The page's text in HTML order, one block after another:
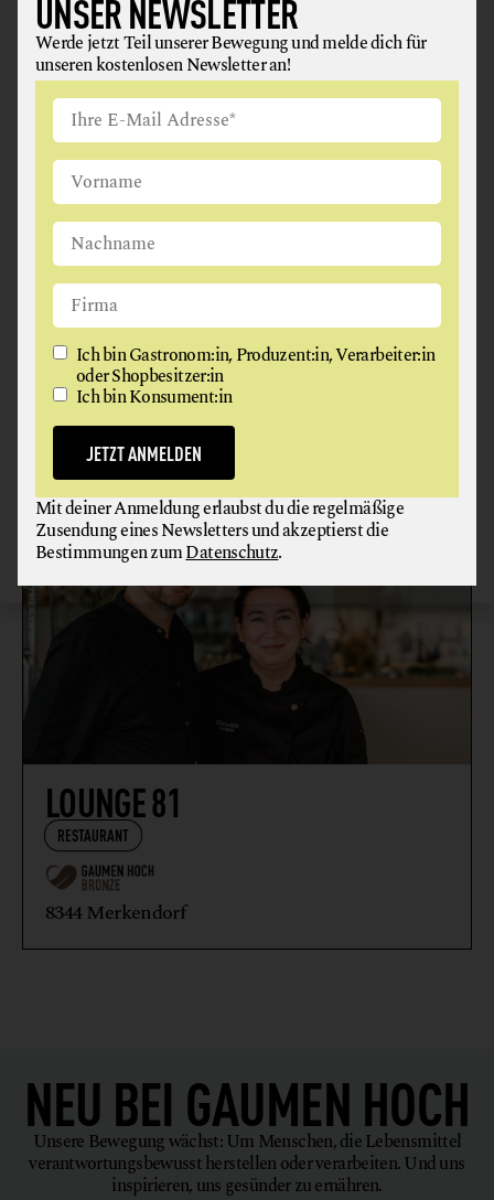
DER TRAUTENTALWIRT –
GASTHAUS RAINER
RESTAURANT
8153 Geistthal
LOUNGE 81
RESTAURANT
8344 Merkendorf
NEU BEI GAUMEN HOCH
Unsere Bewegung wächst: Um Menschen, die Lebensmittel
verantwortungsbewusst herstellen oder verarbeiten. Und uns
inspirieren, uns gesünder zu ernähren.
UNSER NEWSLETTER
Werde jetzt Teil unserer Bewegung und melde dich für
unseren kostenlosen Newsletter an!
Ich bin Gastronom:in, Produzent:in, Verarbeiter:in
oder Shopbesitzer:in
Ich bin Konsument:in
JETZT ANMELDEN
Mit deiner Anmeldung erlaubst du die regelmäßige
Zusendung eines Newsletters und akzeptierst die
Bestimmungen zumDatenschutz.